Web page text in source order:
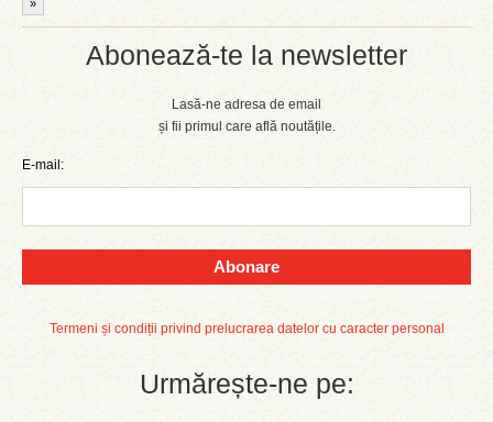
Abonează-te la newsletter
Lasă-ne adresa de email
și fii primul care află noutățile.
E-mail:
Abonare
Termeni și condiții privind prelucrarea datelor cu caracter personal
Urmărește-ne pe:
»